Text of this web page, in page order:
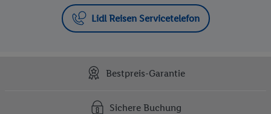
Lidl Reisen Servicetelefon
Bestpreis-Garantie
Sichere Buchung